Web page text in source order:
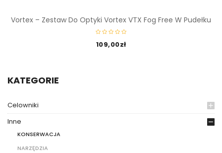
KATEGORIE
Celowniki
Inne
KONSERWACJA
NARZĘDZIA
Vortex – Zestaw Do Optyki Vortex VTX Fog Free W Pudełku
109,00zł